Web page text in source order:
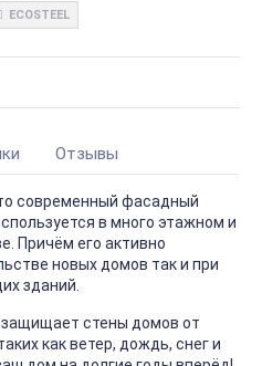
ECOSTEEL
Отзывы
современный фасадный
в много этажном и
Причём его активно
новых домов так и при
зданий.
стены домов от
как ветер, дождь, снег и